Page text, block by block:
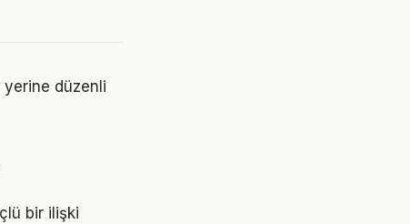
yerine düzenli
bir ilişki